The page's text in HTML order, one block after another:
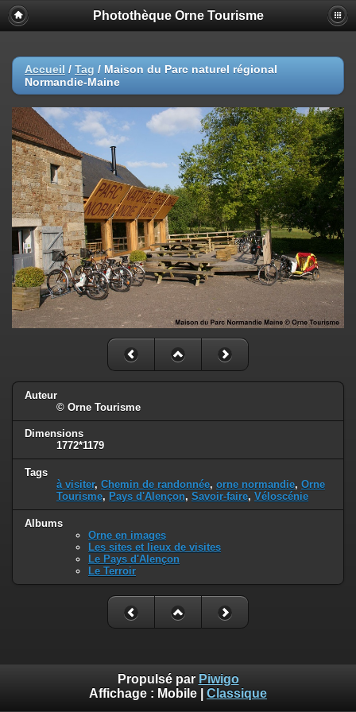
Photothèque Orne Tourisme
Accueil / Tag / Maison du Parc naturel régional
Normandie-Maine
Auteur
© Orne Tourisme
Dimensions
1772*1179
Tags
à visiter, Chemin de randonnée, orne normandie, Orne
Tourisme, Pays d'Alençon, Savoir-faire, Véloscénie
Albums
Orne en images
Les sites et lieux de visites
Le Pays d'Alençon
Le Terroir
Propulsé par Piwigo
Affichage : Mobile Classique